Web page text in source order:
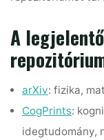
A
arXiv: fizika,
CogPrints:
idegtudomány,